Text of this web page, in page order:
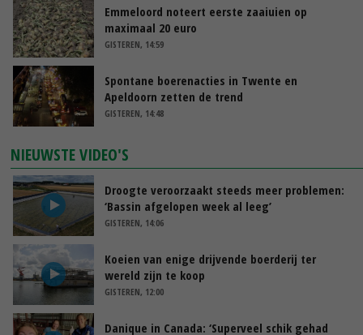
Emmeloord noteert eerste zaaiuien op
maximaal 20 euro
GISTEREN, 14:59
Spontane boerenacties in Twente en
Apeldoorn zetten de trend
GISTEREN, 14:48
NIEUWSTE VIDEO'S
Droogte veroorzaakt steeds meer problemen:
‘Bassin afgelopen week al leeg’
GISTEREN, 14:06
Koeien van enige drijvende boerderij ter
wereld zijn te koop
GISTEREN, 12:00
Danique in Canada: ‘Superveel schik gehad